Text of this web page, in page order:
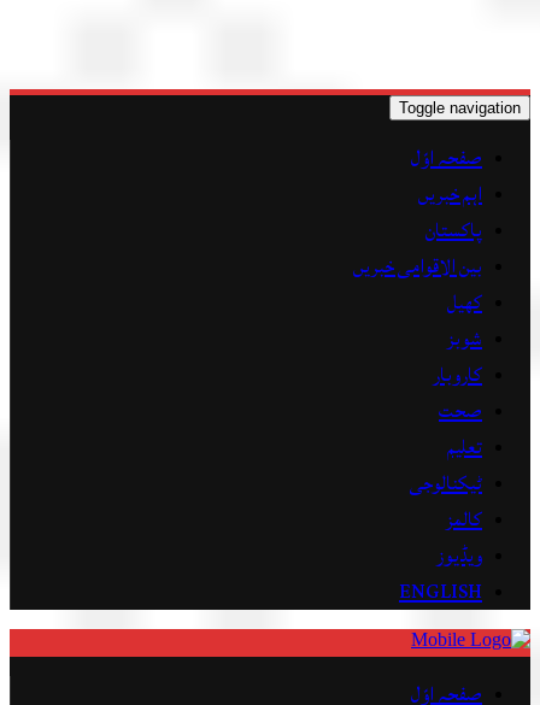
Toggle
صفحہ اوّل
اہم خبریں
پاکستان
بین الاقوامی خبریں
کھیل
شوبز
کاروبار
صحت
تعلیم
ٹیکنالوجی
کالمز
ویڈیوز
ENGLISH
صفحہ اوّل